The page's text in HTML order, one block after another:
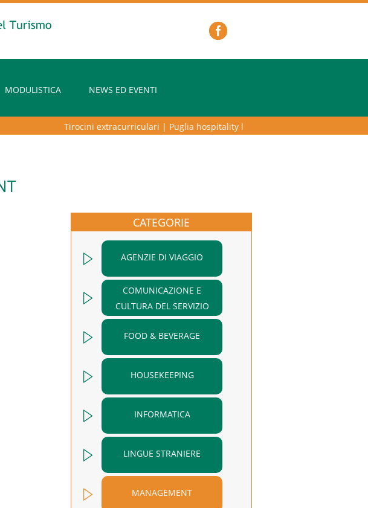
MODULISTICA
NEWS ED EVENTI
Tirocini extracurriculari|Puglia hospitality lab – programma di alta
CATEGORIE
AGENZIE DI VIAGGIO
COMUNICAZIONE E
CULTURA DEL SERVIZIO
FOOD & BEVERAGE
HOUSEKEEPING
INFORMATICA
LINGUE STRANIERE
MANAGEMENT